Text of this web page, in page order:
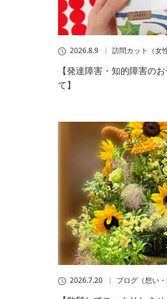
2026.8.9 訪問カット（女
【発達障害・知的障害の
て】
2026.7.20 ブログ（想い・